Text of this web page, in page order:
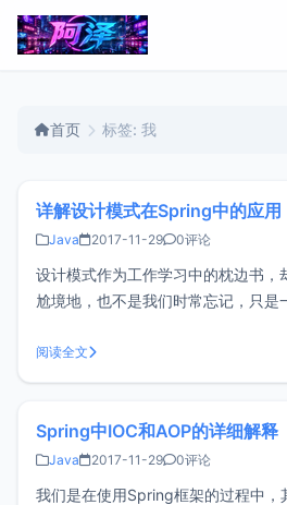
首页 标签: 我
详解设计模式在Spring中的应用
Java 2017-11-29 0评论
设计模式作为工作学习中的枕边书，
尬境地，也不是我们时常忘记，只是一直没
spring为例进行讲解，只有领略了其
工作学习中运用到“无形”。 Spring作为业界的经典框架，无论
阅读全文
Spring中IOC和AOP的详细解释
Java 2017-11-29 0评论
我们是在使用Spring框架的过程中，